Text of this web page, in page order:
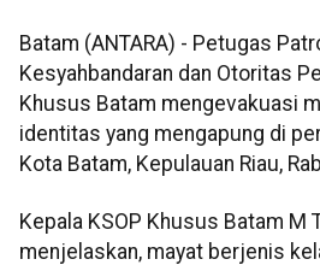
Batam (ANTARA) - Petugas
Kesyahbandaran dan Otoritas
Khusus Batam mengevakuasi
identitas yang mengapung di
Kota Batam, Kepulauan Riau,
Kepala KSOP Khusus Batam M
menjelaskan, mayat berjenis